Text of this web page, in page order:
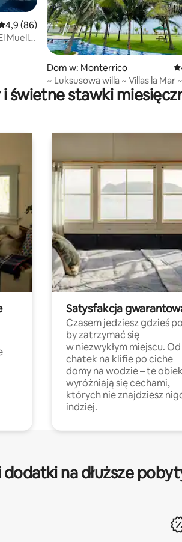
ocena: 4,9 na 5, liczba recenzji: 86
4,9 (86)
Muelle
Dom w: Monterrico
~ Luksusowa willa ~ Villas la Mar ~
Monterrico ~
świetne stawki
Satysfakcja
Czasem jedziesz gdzieś
by zatrzymać się
w niezwykłym miejscu. Od
chatek na klifie po ciche
domy na wodzie – te
wyróżniają się cechami,
których nie znajdziesz
indziej.
na dłuższe